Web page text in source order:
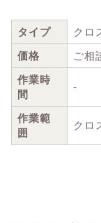
タイプ
クロ
価格
ご相
作業時
間
-
作業範
囲
クロ